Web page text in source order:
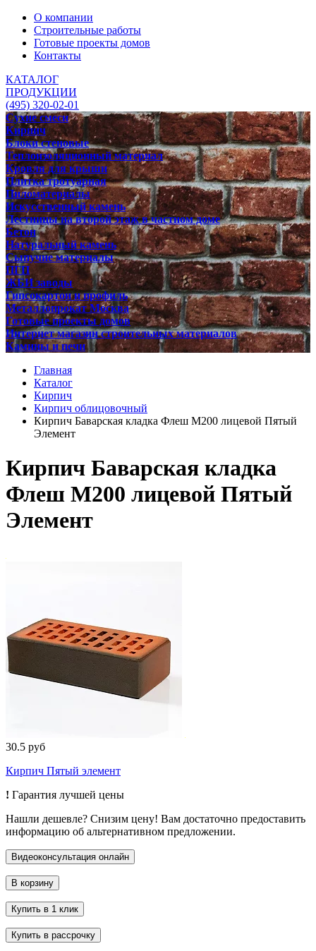
О компании
Строительные работы
Готовые проекты домов
Контакты
КАТАЛОГ
ПРОДУКЦИИ
(495) 320-02-01
Сухие смеси
Кирпич
Блоки стеновые
Теплоизоляционный материал
Кровля для крыши
Плитка тротуарная
Пиломатериалы
Искусственный камень
Лестницы на второй этаж в частном доме
Бетон
Натуральный камень
Сыпучие материалы
ПГП
ЖБИ заводы
Гипсокартон и профиль
Металлопрокат Москва
Готовые проекты домов
Интернет магазин строительных материалов
Камины и печи
Главная
Каталог
Кирпич
Кирпич облицовочный
Кирпич Баварская кладка Флеш М200 лицевой Пятый
Элемент
Кирпич Баварская кладка
Флеш М200 лицевой Пятый
Элемент
30.5 руб
Кирпич Пятый элемент
! Гарантия лучшей цены
Нашли дешевле? Снизим цену! Вам достаточно предоставить
информацию об альтернативном предложении.